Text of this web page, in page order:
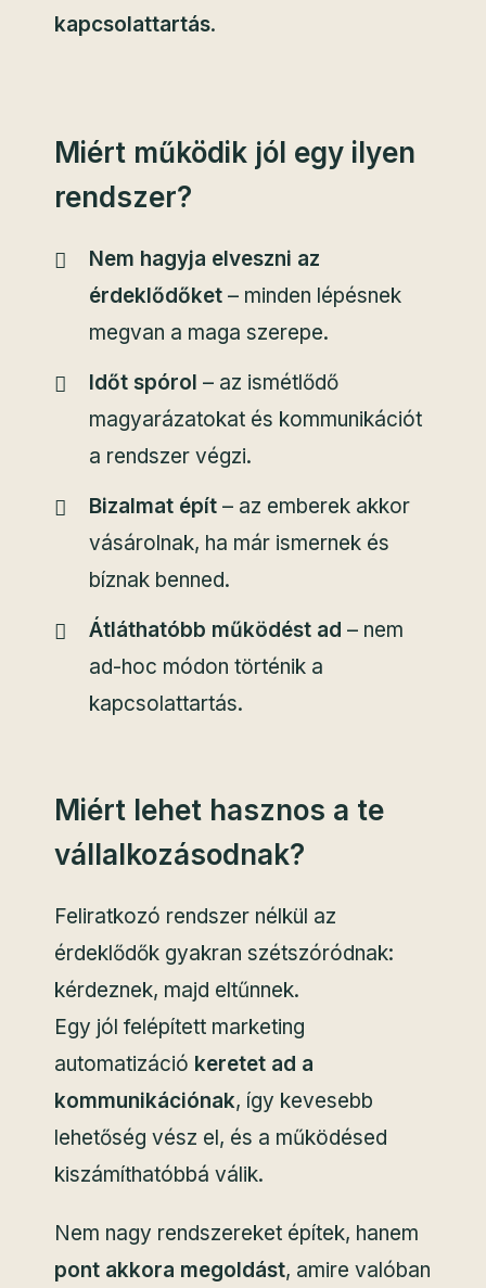
kapcsolattartás.
Miért működik jól egy ilyen
rendszer?
Nem hagyja elveszni az
érdeklődőket– minden lépésnek
megvan a maga szerepe.
Időt spórol – az ismétlődő
magyarázatokat és kommunikációt
a rendszer végzi.
Bizalmat épít– az emberek akkor
vásárolnak, ha már ismernek és
bíznak benned.
Átláthatóbb működést ad – nem
ad-hoc módon történik a
kapcsolattartás.
Miért lehet hasznos a te
vállalkozásodnak?
Feliratkozó rendszer nélkül az
érdeklődők gyakran szétszóródnak:
kérdeznek, majd eltűnnek.
Egy jól felépített marketing
automatizáció keretet ad a
kommunikációnak, így kevesebb
lehetőség vész el, és a működésed
kiszámíthatóbbá válik.
Nem nagy rendszereket építek, hanem
pont akkora megoldást, amire valóban